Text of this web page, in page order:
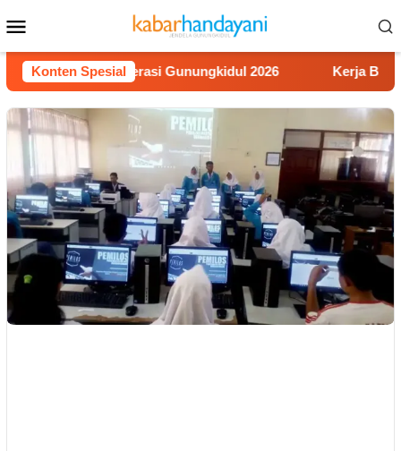
ke
kontenMobile
Konten Spesial
Video Literasi Gunungkidul 2026 Kerja Buruh